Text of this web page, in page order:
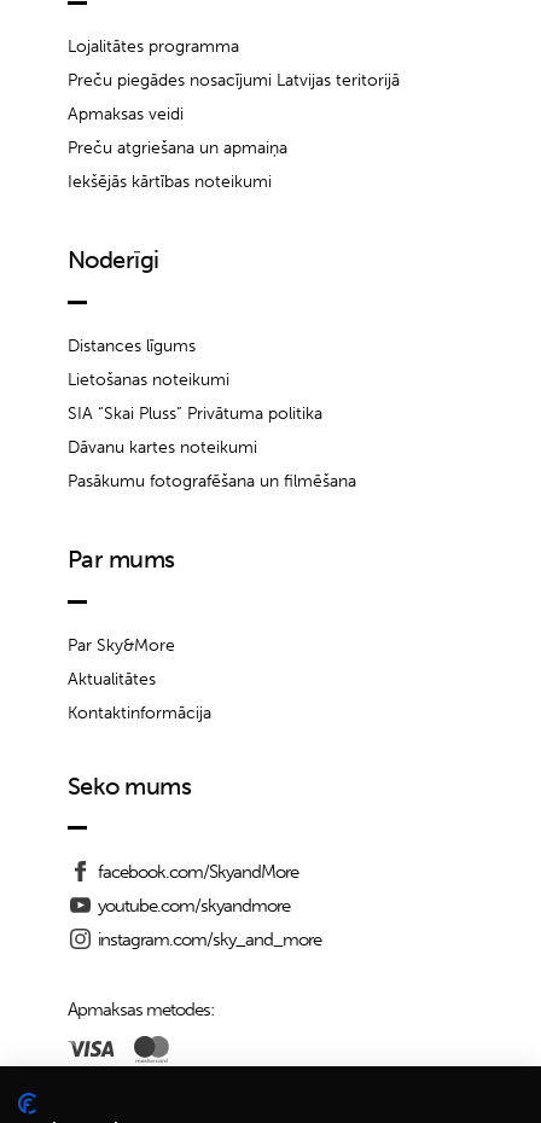
Lojalitātes programma
Preču piegādes nosacījumi Latvijas teritorijā
Apmaksas veidi
Preču atgriešana un apmaiņa
Iekšējās kārtības noteikumi
Noderīgi
Distances līgums
Lietošanas noteikumi
SIA “Skai Pluss” Privātuma politika
Dāvanu kartes noteikumi
Pasākumu fotografēšana un filmēšana
Par mums
Par Sky&More
Aktualitātes
Kontaktinformācija
Seko mums
facebook.com/SkyandMore
youtube.com/skyandmore
instagram.com/sky_and_more
Apmaksas metodes: